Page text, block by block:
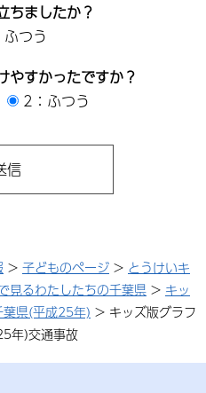
ちましたか？
つう
やすかったですか？
2：ふつう
> 子どものページ > とうけいキ
見るわたしたちの千葉県 > キッ
県(平成25年) > キッズ版グラフ
年)交通事故